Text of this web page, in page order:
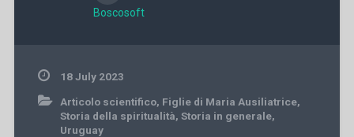
Boscosoft
18 July 2023
Articolo scientifico, Figlie di Maria Ausiliatrice,
Storia della spiritualità, Storia in generale,
Uruguay